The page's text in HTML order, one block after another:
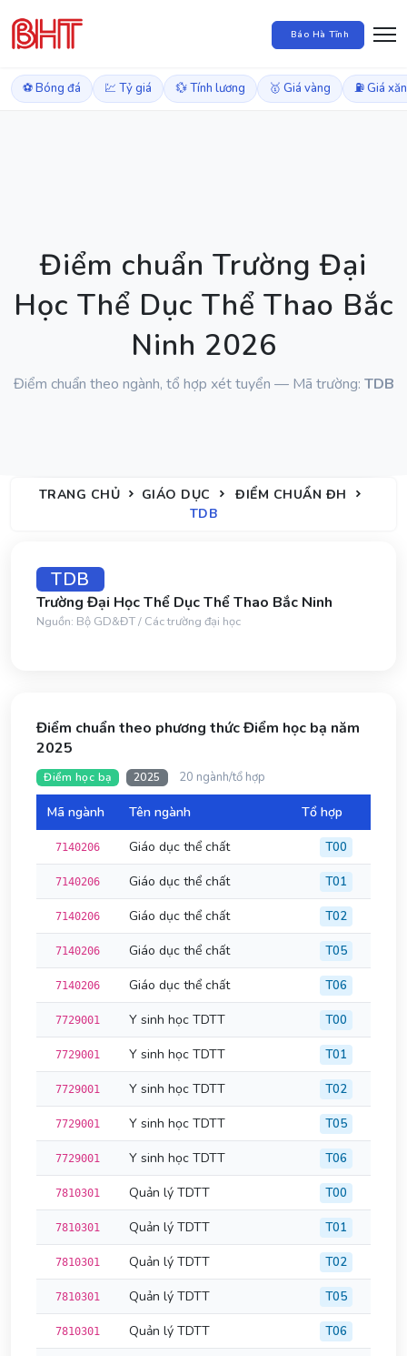
Báo Hà Tĩnh
⚽ Bóng đá 💹 Tỷ giá 💱 Tính lương 🥇 Giá vàng ⛽ Giá
Điểm chuẩn Trường Đại
Học Thể Dục Thể Thao Bắc
Ninh 2026
Điểm chuẩn theo ngành, tổ hợp xét tuyển — Mã trường: TDB
TRANG CHỦ GIÁO DỤC
ĐIỂM CHUẨN ĐH
TDB
TDB
Trường Đại Học Thể Dục Thể Thao Bắc Ninh
Nguồn: Bộ GD&ĐT / Các trường đại học
Điểm chuẩn theo phương thức Điểm học bạ năm
2025
Điểm học bạ 2025 20 ngành/tổ hợp
Mã ngành Tên ngành Tổ hợp
7140206 Giáo dục thể chất T00
7140206 Giáo dục thể chất T01
7140206 Giáo dục thể chất T02
7140206 Giáo dục thể chất T05
7140206 Giáo dục thể chất T06
7729001 Y sinh học TDTT T00
7729001 Y sinh học TDTT T01
7729001 Y sinh học TDTT T02
7729001 Y sinh học TDTT T05
7729001 Y sinh học TDTT T06
7810301 Quản lý TDTT T00
7810301 Quản lý TDTT T01
7810301 Quản lý TDTT T02
7810301 Quản lý TDTT T05
7810301 Quản lý TDTT T06